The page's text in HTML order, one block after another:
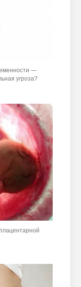
—
угроза?